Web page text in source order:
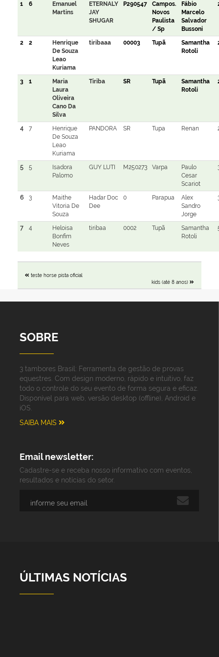
1 6
Emanuel
Martins
ETERNALY
JAY
SHUGAR
P290547
Campos.
Novos
Paulista
/ Sp
Fábio
Marcelo
Salvador
Bussoni
2 2
Henrique
De Souza
Leao
Kuriama
tiribaaa 00003 Tupã
Samantha
Rotoli
3 1
Maria
Laura
Oliveira
Cano Da
Silva
Tiriba SR Tupã
Samantha
Rotoli
4 7
Henrique
De Souza
Leao
Kuriama
PANDORA SR Tupa Renan
5 5
Isadora
Palomo
GUY LUTI M250273 Varpa
Paulo
Cesar
Scariot
6 3
Maithe
Vitoria De
Souza
Hadar Doc
Dee
0 Parapua
Alex
Sandro
Jorge
7 4
Heloisa
Bonfim
Neves
tiribaa 0002 Tupã
Samantha
Rotoli
teste horse pista oficial
kids (até 8 anos)
SOBRE
3 tambores Brasil: Ferramenta de gestão de provas
equestres. Com design moderno, rápido e intuitivo, faz
todo o controle do seu evento de forma segura e eficaz.
Disponível para web, versão desktop (offline), Android e
iOS.
SAIBA MAIS
Email newsletter:
Cadastre-se e receba nosso informativo com eventos,
resultados e notícias do setor.
ÚLTIMAS NOTÍCIAS